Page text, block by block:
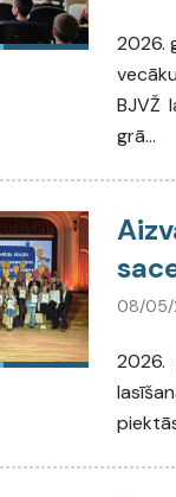
2026.
BJVŽ
grā...
08/05/
2026.